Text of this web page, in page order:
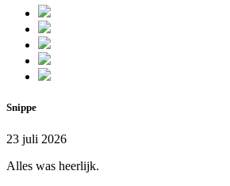
Snippe
23 juli 2026
Alles was heerlijk.